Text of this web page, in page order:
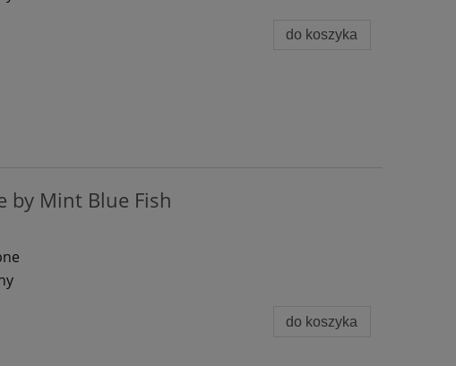
do koszyka
by Mint Blue Fish
do koszyka